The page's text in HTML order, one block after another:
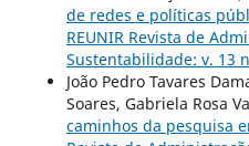
de redes e políticas
REUNIR Revista de
Sustentabilidade: v. 13
João Pedro Tavares
Soares, Gabriela Rosa
caminhos da pesquisa